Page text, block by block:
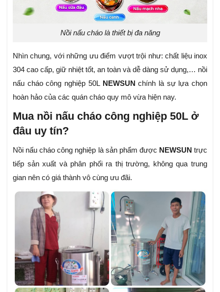
Nồi nấu cháo là thiết bị đa năng
Nhìn chung, với những ưu điểm vượt trội như: chất liệu inox
304 cao cấp, giữ nhiệt tốt, an toàn và dễ dàng sử dụng,… nồi
nấu cháo công nghiệp 50L NEWSUN chính là sự lựa chọn
hoàn hảo của các quán cháo quy mô vừa hiện nay.
Mua nồi nấu cháo công nghiệp 50L ở
đâu uy tín?
Nồi nấu cháo công nghiệp là sản phẩm được NEWSUN trực
tiếp sản xuất và phân phối ra thị trường, không qua trung
gian nên có giá thành vô cùng ưu đãi.